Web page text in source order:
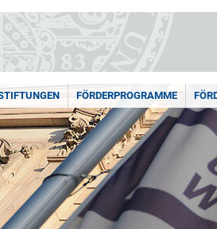
FÖRDERPROGRAMME